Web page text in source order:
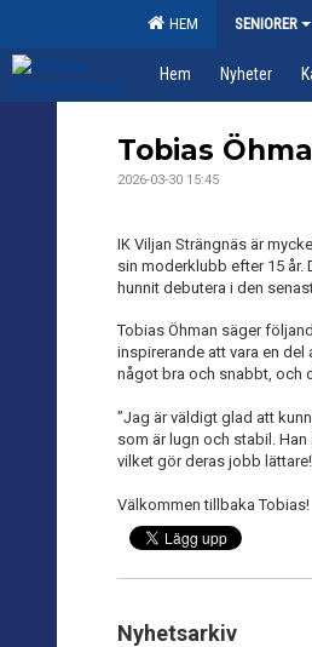
HEM SENIORER
Hem Nyheter
Tobias
2026-03-30 15:45
IK Viljan Strängnäs är
sin moderklubb efter 15 år.
hunnit debutera i den
Tobias Öhman säger
inspirerande att vara en del
något bra och snabbt, och
”Jag är väldigt glad att
som är lugn och stabil.
vilket gör deras jobb
Välkommen tillbaka Tobias!
Nyhetsarkiv